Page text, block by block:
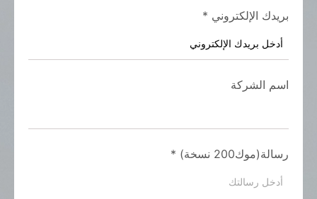
بريدك الإلكتروني *
اسم الشركة
رسالة(موك200 نسخة) *